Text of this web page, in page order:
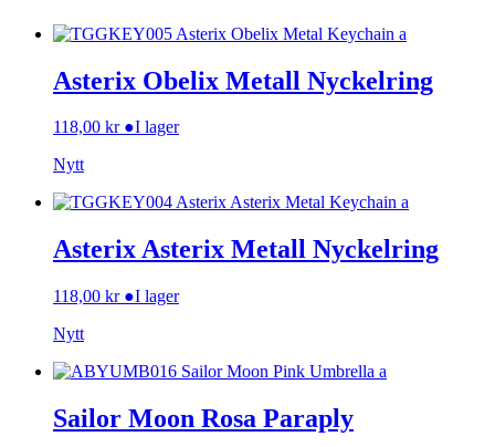
Asterix Obelix Metall Nyckelring
118,00 kr ●I lager
Nytt
Asterix Asterix Metall Nyckelring
118,00 kr ●I lager
Nytt
Sailor Moon Rosa Paraply